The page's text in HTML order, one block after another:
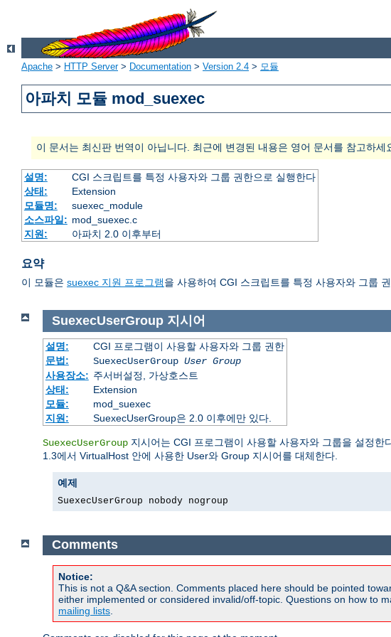
Apache > HTTP Server> Documentation > Version 2.4 > 모듈
아파치 모듈 mod_suexec
이 문서는 최신판 번역이 아닙니다. 최근에 변경된 내용은 영어 문서를 참고하세
설명:
CGI 스크립트를 특정 사용자와 그룹 권한으로 실행한다
상태:
Extension
모듈명:
suexec_module
소스파일: mod_suexec.c
지원:
아파치 2.0 이후부터
요약
이 모듈은 suexec 지원 프로그램을 사용하여 CGI 스크립트를 특정 사용자와 그룹
SuexecUserGroup 지시어
설명:
CGI 프로그램이 사용할 사용자와 그룹 권한
문법:
SuexecUserGroup User Group
사용장소: 주서버설정, 가상호스트
상태:
Extension
모듈:
mod_suexec
지원:
SuexecUserGroup은 2.0 이후에만 있다.
SuexecUserGroup 지시어는 CGI 프로그램이 사용할 사용자와 그룹을 설정
1.3에서 VirtualHost 안에 사용한 User와 Group 지시어를 대체한다.
예제
SuexecUserGroup nobody nogroup
Comments
Notice:
This is not a Q&A section. Comments placed here should be pointed
either implemented or considered invalid/off-topic. Questions on how to
mailing lists